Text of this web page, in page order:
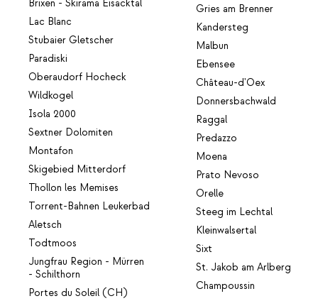
Brixen - Skirama Eisacktal
Lac Blanc
Stubaier Gletscher
Paradiski
Oberaudorf Hocheck
Wildkogel
Isola 2000
Sextner Dolomiten
Montafon
Skigebied Mitterdorf
Thollon les Memises
Torrent-Bahnen Leukerbad
Aletsch
Todtmoos
Jungfrau Region - Mürren
- Schilthorn
Portes du Soleil (CH)
Gries am Brenner
Kandersteg
Malbun
Ebensee
Château-d'Oex
Donnersbachwald
Raggal
Predazzo
Moena
Prato Nevoso
Orelle
Steeg im Lechtal
Kleinwalsertal
Sixt
St. Jakob am Arlberg
Champoussin